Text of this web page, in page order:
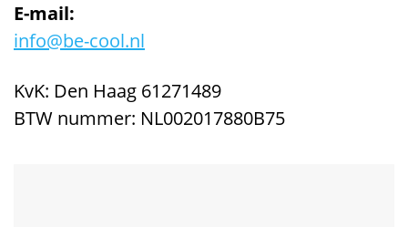
E-mail:
info@be-cool.nl
KvK: Den Haag 61271489
BTW nummer: NL002017880B75